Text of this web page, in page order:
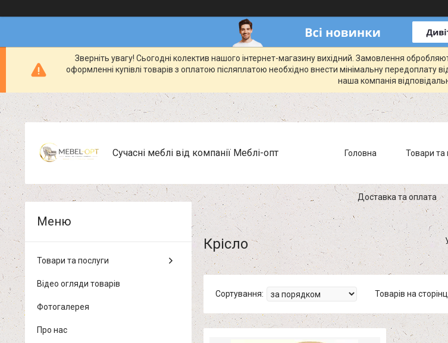
Зверніть увагу! Сьогодні колектив нашого інтернет-магазину вихідний. Замовлення
оформленні купівлі товарів з оплатою післяплатою необхідно внести мінімальну передоплату
наша компанія
Сучасні меблі від компанії Меблі-опт Головна Товари та
Доставка та оплата
Крісло
Товари та послуги
Відео огляди товарів
Фотогалерея
Про нас